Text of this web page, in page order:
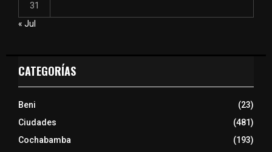
31
« Jul
CATEGORÍAS
Beni
(23)
Ciudades
(481)
Cochabamba
(193)